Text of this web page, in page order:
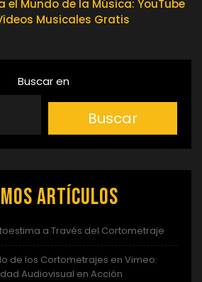
el Mundo de la Música: YouTube
Musicales Gratis
Buscar en
Buscar
artículos
a Través del Cortometraje
de los Cortometrajes en Vimeo:
Audiovisual en Acción